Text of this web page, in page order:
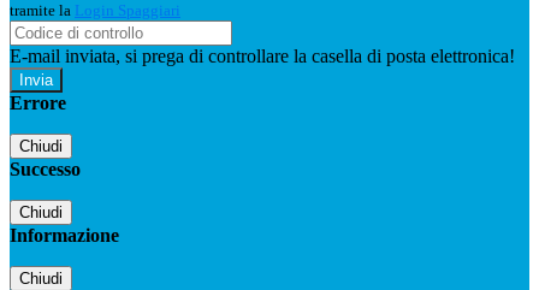
tramite la Login Spaggiari
E-mail inviata, si prega di controllare la casella di posta elettronica!
Errore
Chiudi
Successo
Chiudi
Informazione
Chiudi